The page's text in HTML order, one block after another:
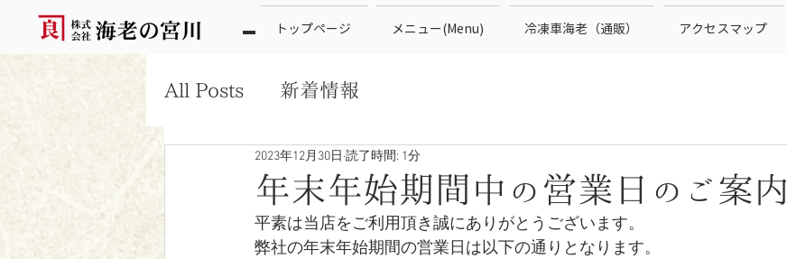
トップページ メニュー(Menu) 冷凍車海老（通販） アクセスマップ
All Posts 新着情報
年末年始期間中の営業日のご案内
2023年12月30日 読了時間: 1分
平素は当店をご利用頂き誠にありがとうございます。
弊社の年末年始期間の営業日は以下の通りとなります。